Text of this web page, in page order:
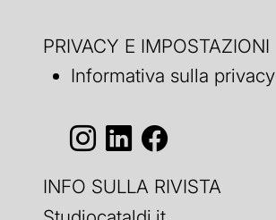
PRIVACY E IMPOSTAZIONI
Informativa sulla privacy
INFO SULLA RIVISTA